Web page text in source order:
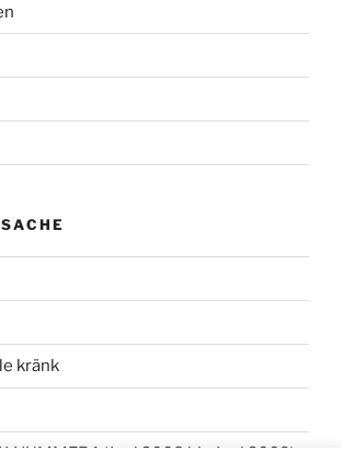
kränk
NUMMER 1 (Juni 2008 bis Juni 2009)